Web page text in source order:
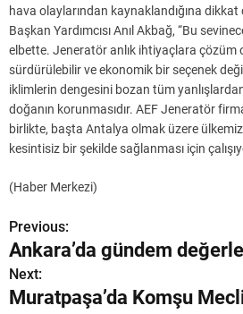
hava olaylarından kaynaklandığına dikkat
Başkan Yardımcısı Anıl Akbağ, “Bu
elbette. Jeneratör anlık ihtiyaçlara çözüm
sürdürülebilir ve ekonomik bir seçenek
iklimlerin dengesini bozan tüm
doğanın korunmasıdır. AEF Jeneratör
birlikte, başta Antalya olmak üzere
kesintisiz bir şekilde sağlanması için
(Haber Merkezi)
Y
a
z
Previous:
Ankara’da gündem
Next:
Muratpaşa’da Komşu